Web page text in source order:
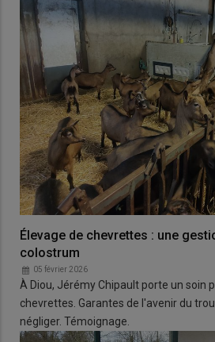
Élevage de chevrettes : une
colostrum
05 février 2026
À Diou, Jérémy Chipault porte un soin
chevrettes. Garantes de l'avenir du
négliger. Témoignage.